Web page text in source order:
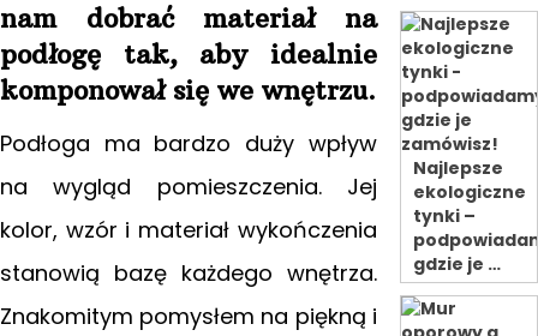
nam dobrać materiał na
podłogę tak, aby idealnie
komponował się we wnętrzu.
Podłoga ma bardzo duży wpływ
na wygląd pomieszczenia. Jej
kolor, wzór i materiał wykończenia
stanowią bazę każdego wnętrza.
Znakomitym pomysłem na piękną i
Najlepsze
ekologiczne
tynki –
gdzie je …